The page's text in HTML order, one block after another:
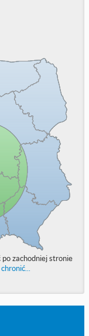
po zachodniej stronie